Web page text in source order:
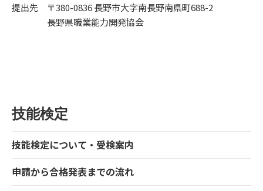
提出先 〒380-0836 長野市大字南長野南県町688-2
長野県職業能力開発協会
技能検定
技能検定について・受検案内
申請から合格発表までの流れ